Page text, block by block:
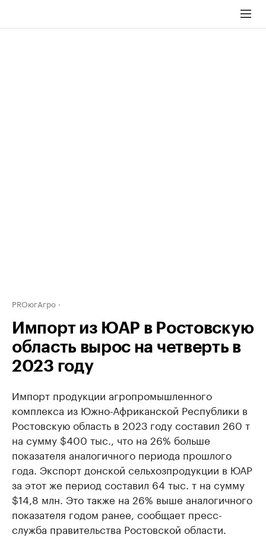
PROюгАгро
Импорт из ЮАР в Ростовскую
область вырос на четверть в
2023 году
Импорт продукции агропромышленного
комплекса из Южно-Африканской Республики в
Ростовскую область в 2023 году составил 260 т
на сумму $400 тыс., что на 26% больше
показателя аналогичного периода прошлого
года. Экспорт донской сельхозпродукции в ЮАР
за этот же период составил 64 тыс. т на сумму
$14,8 млн. Это также на 26% выше аналогичного
показателя годом ранее, сообщает пресс-
служба правительства Ростовской области.